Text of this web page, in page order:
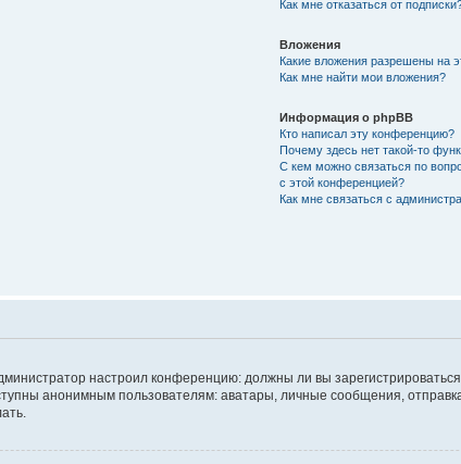
Как мне отказаться от
Вложения
Какие вложения разрешены на
Как мне найти мои вложения?
Информация о phpBB
Кто написал эту конференцию?
Почему здесь нет такой-то
С кем можно связаться по
с этой конференцией?
Как мне связаться с
настроил конференцию: должны ли вы
анонимным пользователям: аватары, личные сообщения,